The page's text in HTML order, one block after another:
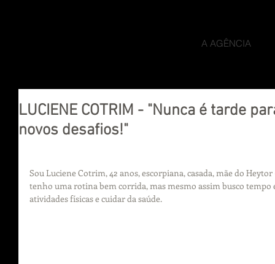
A AGÊNCIA
LUCIENE COTRIM - "Nunca é tarde
novos desafios!"
Sou Luciene Cotrim, 42 anos, escorpiana, casada, mãe do
tenho uma rotina bem corrida, mas mesmo assim busco
atividades físicas e cuidar da saúde.